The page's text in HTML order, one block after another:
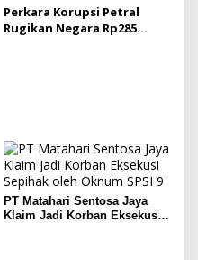
Perkara Korupsi Petral
Rugikan Negara Rp285
PT Matahari Sentosa Jaya
Klaim Jadi Korban Eksekusi